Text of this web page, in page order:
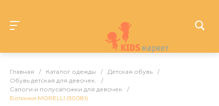
Главная / Каталог одежды / Детская обувь
/
Обувь детская для девочек.
/
Сапоги и полусапожки для девочек
/
Ботинки MORELLI (50081)